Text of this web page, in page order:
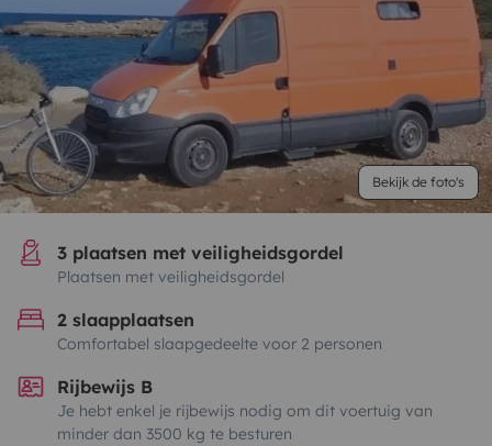
Bekijk de foto's
3 plaatsen met veiligheidsgordel
Plaatsen met veiligheidsgordel
2 slaapplaatsen
Comfortabel slaapgedeelte voor 2 personen
Rijbewijs B
Je hebt enkel je rijbewijs nodig om dit voertuig van
minder dan 3500 kg te besturen